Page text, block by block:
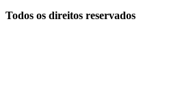
Todos os direitos reservados